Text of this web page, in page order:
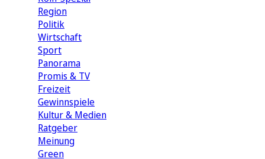
Region
Politik
Wirtschaft
Sport
Panorama
Promis & TV
Freizeit
Gewinnspiele
Kultur & Medien
Ratgeber
Meinung
Green